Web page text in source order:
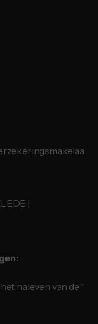
|
naleven van de